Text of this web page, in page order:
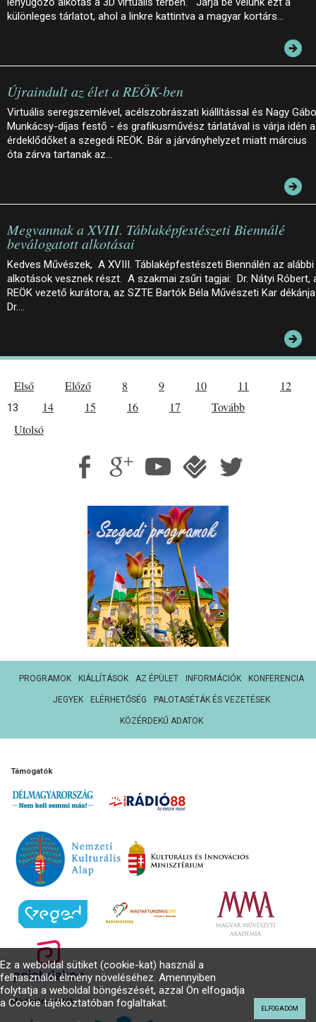
különleges tárlatot, ahol a linkre kattintva a magyar kortárs…
Újraindult az élet a REÖK-ben
Virtuális seregszemlével, acélszobrászati kiállítással és Nagy
Munkácsy-díjas festő - és grafikusművész tárlatával is várja idén
érdeklődőket a szegedi REÖK. Bár a járványhelyzet miatt március
óta zárva tartanak az…
Megvannak a XVIII. Táblaképfestészeti Biennálé
beválogatott alkotásai
Kedves Művészek, A XVIII. Táblaképfestészeti Biennálén az alábbi
alkotások vesznek részt. A szakmai zsűri tagjai: Dr. Nátyi Róbert,
REÖK vezető kurátora, az SZTE Bartók Béla Művészeti Kar dékánja
Dr.…
Első Előző 8 9 10 11 12
13 14 15 16 17
Tovább
Utolsó
PROGRAMOK KIÁLLÍTÁSOK AZ ÉPÜLET INFORMÁCIÓK KONFERENCIA
JEGYEK ELÉRHETŐSÉG PALOTASÉTÁK ÉS VEZETÉSEK
KÖZÉRDEKŰ ADATOK
Támogatók
Médiatámogatók
Ez a weboldal sütiket (cookie-kat) használ a
felhasználói élmény növeléséhez. Amennyiben
folytatja a weboldal böngészését, azzal Ön elfogadja
a Cookie tájékoztatóban foglaltakat.
ELFOGADOM